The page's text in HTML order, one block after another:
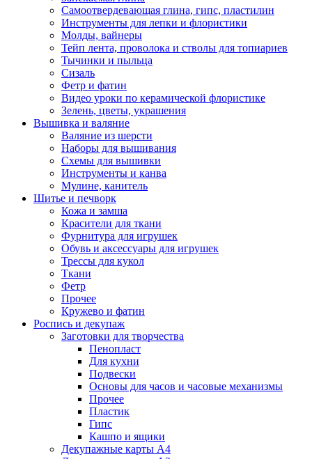
Самоотвердевающая глина, гипс, пластилин
Инструменты для лепки и флористики
Молды, вайнеры
Тейп лента, проволока и стволы для топиариев
Тычинки и пыльца
Сизаль
Фетр и фатин
Видео уроки по керамической флористике
Зелень, цветы, украшения
Вышивка и валяние
Валяние из шерсти
Наборы для вышивания
Схемы для вышивки
Инструменты и канва
Мулине, канитель
Шитье и печворк
Кожа и замша
Красители для ткани
Фурнитура для игрушек
Обувь и аксессуары для игрушек
Трессы для кукол
Ткани
Фетр
Прочее
Кружево и фатин
Роспись и декупаж
Заготовки для творчества
Пенопласт
Для кухни
Подвески
Основы для часов и часовые механизмы
Прочее
Пластик
Гипс
Кашпо и ящики
Декупажные карты А4